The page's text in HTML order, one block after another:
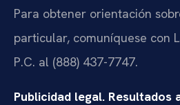
Para obtener orientación
particular, comuníquese con
P.C. al (888) 437-7747.
Publicidad legal. Resultados